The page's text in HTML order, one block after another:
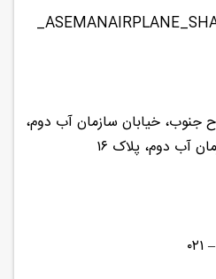
جنوب، خیابان سازمان آب دوم،
آب دوم، پلاک ۱۶